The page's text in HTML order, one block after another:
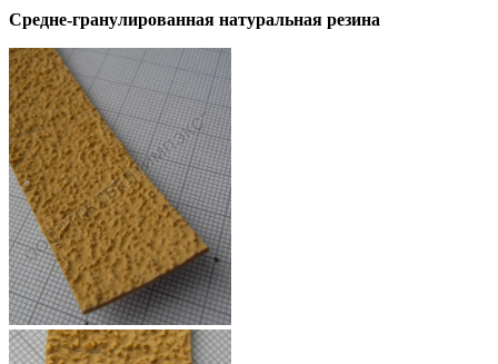
Средне-гранулированная натуральная резина